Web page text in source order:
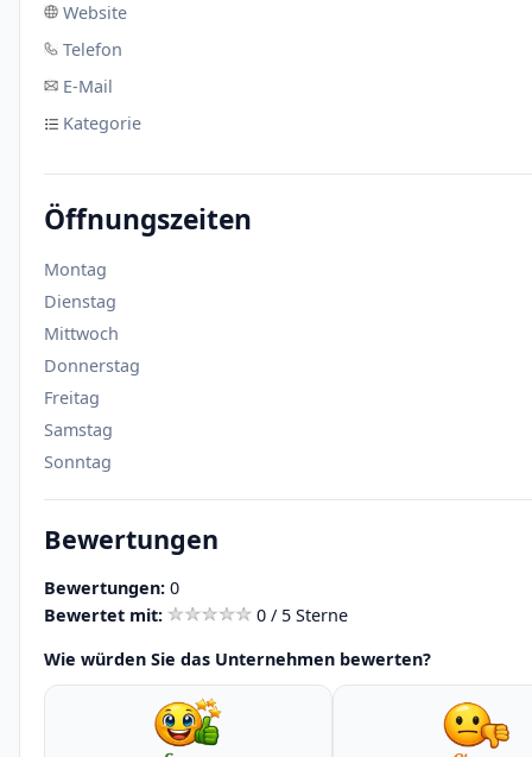
Website
Telefon
E-Mail
Kategorie
Öffnungszeiten
Montag
Dienstag
Mittwoch
Donnerstag
Freitag
Samstag
Sonntag
Bewertungen
Bewertungen: 0
Bewertet mit:
0 / 5 Sterne
Wie würden Sie das Unternehmen bewerten?